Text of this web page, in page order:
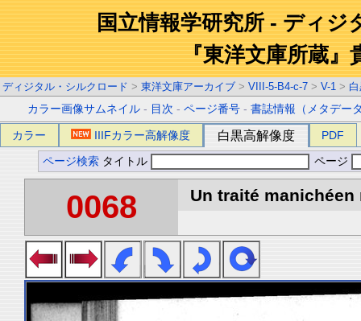
国立情報学研究所 - ディジ
『東洋文庫所蔵』
ディジタル・シルクロード > 東洋文庫アーカイブ > VIII-5-B4-c-7 > V-1 >
カラー画像サムネイル - 目次 -ページ番号 -書誌情報（メタデー
カラー IIIFカラー高解像度 白黒高解像度 PDF
ページ検索 タイトル ページ
0068 Un traité